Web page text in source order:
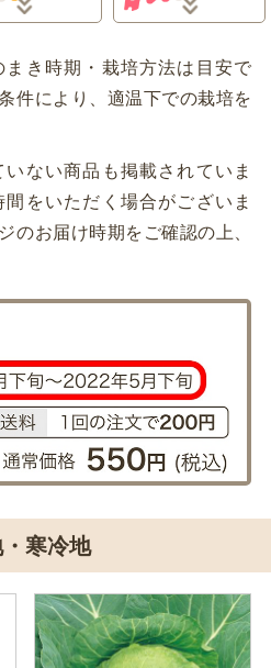
き時期・栽培方法は目安で
件により、適温下での栽培を
ない商品も掲載されていま
をいただく場合がございま
のお届け時期をご確認の上、
寒冷地